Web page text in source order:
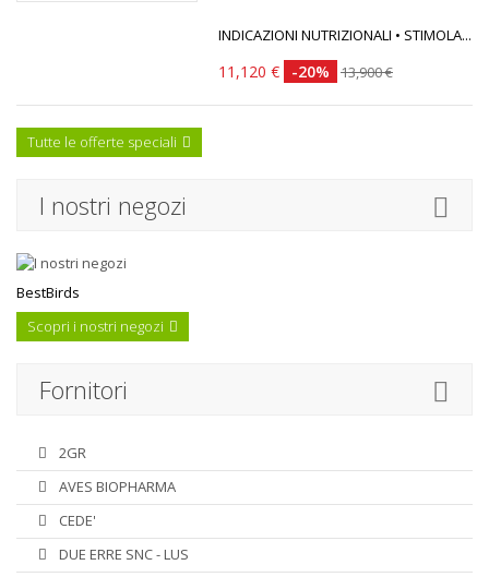
INDICAZIONI NUTRIZIONALI • STIMOLA...
11,120 € -20% 13,900 €
Tutte le offerte speciali
I nostri negozi
BestBirds
Scopri i nostri negozi
Fornitori
2GR
AVES BIOPHARMA
CEDE'
DUE ERRE SNC - LUS